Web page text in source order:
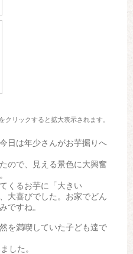
クリックすると拡大表示されます。
日は年少さんがお芋掘りへ
ので、見える景色に大興奮
くるお芋に「大きい
大喜びでした。お家でどん
ですね。
を満喫していた子ども達で
した。